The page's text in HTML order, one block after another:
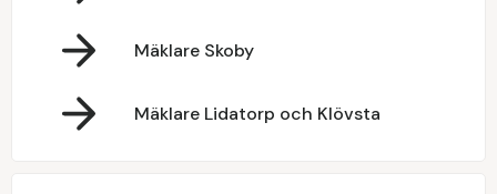
Mäklare Skoby
Mäklare Lidatorp och Klövsta